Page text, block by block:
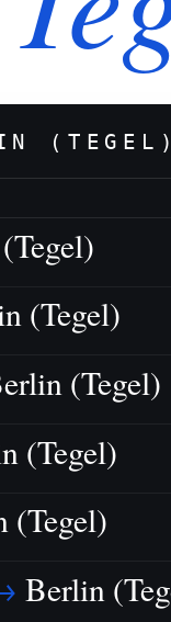
(TEGEL)
(Tegel)
(Tegel)
(Tegel)
(Tegel)
Berlin